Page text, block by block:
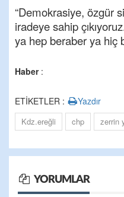
“Demokrasiye, özgür
iradeye sahip
ya hep beraber ya hiç
Haber:
ETİKETLER : Yazdır
Kdz.ereğli chp zerrin
YORUMLAR